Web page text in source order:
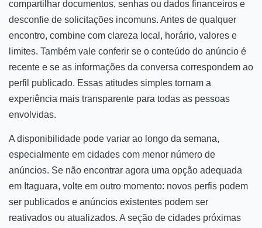
compartilhar documentos, senhas ou dados financeiros e
desconfie de solicitações incomuns. Antes de qualquer
encontro, combine com clareza local, horário, valores e
limites. Também vale conferir se o conteúdo do anúncio é
recente e se as informações da conversa correspondem ao
perfil publicado. Essas atitudes simples tornam a
experiência mais transparente para todas as pessoas
envolvidas.
A disponibilidade pode variar ao longo da semana,
especialmente em cidades com menor número de
anúncios. Se não encontrar agora uma opção adequada
em Itaguara, volte em outro momento: novos perfis podem
ser publicados e anúncios existentes podem ser
reativados ou atualizados. A seção de cidades próximas